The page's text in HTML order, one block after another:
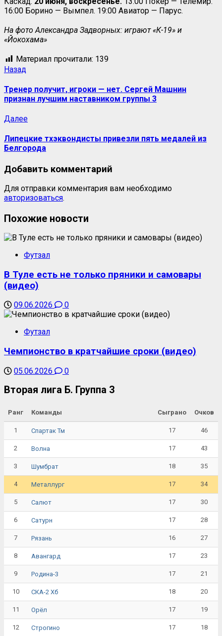
16:00 Борино — Вымпел. 19:00 Авиатор — Парус.
На фото Александра Задворных: играют «К-19» и
«Йокохама»
Материал прочитали: 139
Назад
Тренер получит, игроки — нет. Сергей Машнин
признан лучшим наставником группы 3
Далее
Липецкие тхэквондисты привезли пять медалей из
Белгорода
Добавить комментарий
Для отправки комментария вам необходимо
авторизоваться.
Похожие новости
Футзал
В Туле есть не только пряники и самовары
(видео)
09.06.2026 0
Футзал
Чемпионство в кратчайшие сроки (видео)
05.06.2026 0
Вторая лига Б. Группа 3
Ранг Команды Сыграно Очков
1 Спартак Тм 17 46
2 Волна 17 43
3 Шумбрат 18 35
4 Металлург 17 34
5 Салют 17 30
6 Сатурн 17 28
7 Рязань 16 27
8 Авангард 17 23
9 Родина-3 17 21
10 СКА-2 Хб 18 20
11 Орёл 17 19
12 Строгино 17 18